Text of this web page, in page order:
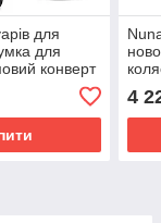
для
для
конверт
та сітка
чорний
4